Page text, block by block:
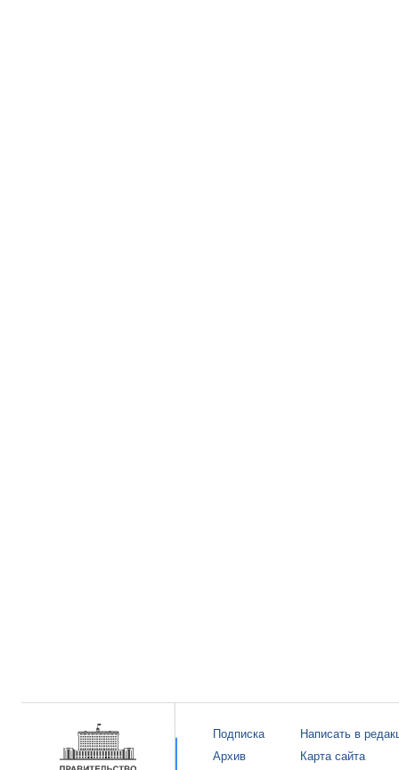
Подписка
Архив
Написать в
Карта сайта